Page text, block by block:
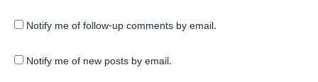
Notify me of follow-up comments by email.
Notify me of new posts by email.